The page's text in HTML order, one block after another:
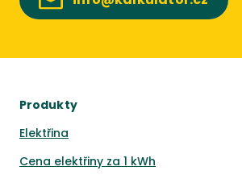
Produkty
Elektřina
Cena elektřiny za 1 kWh